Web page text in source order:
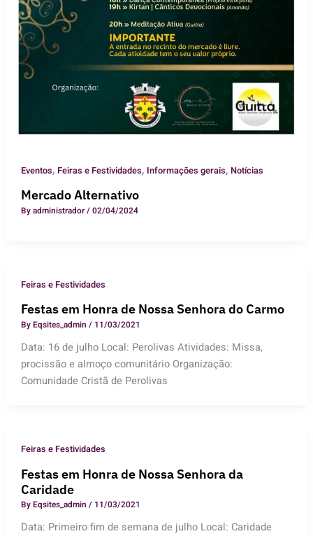
Eventos, Feiras e Festividades, Informações gerais, Notícias
Mercado Alternativo
Byadministrador/02/04/2024
Feiras e Festividades
Festas em Honra de Nossa Senhora do Carmo
ByEqsites_admin / 11/03/2021
Data: 16 de julho Local: Perolivas Atividades: Missa,
procissão e almoço comunitário Organização:
Comunidade Cristã de Perolivas
Feiras e Festividades
Festas em Honra de Nossa Senhora da
Caridade
ByEqsites_admin / 11/03/2021
Data: Primeiro fim de semana de julho Local: Caridade